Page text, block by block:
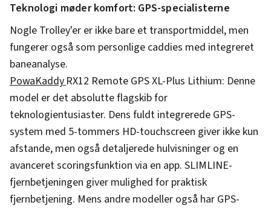
Teknologi møder komfort: GPS-specialisterne
Nogle Trolley'er er ikke bare et transportmiddel, men
fungerer også som personlige caddies med integreret
baneanalyse.
PowaKaddyRX12 Remote GPS XL-Plus Lithium: Denne
model er det absolutte flagskib for
teknologientusiaster. Dens fuldt integrerede GPS-
system med 5-tommers HD-touchscreen giver ikke kun
afstande, men også detaljerede hulvisninger og en
avanceret scoringsfunktion via en app. SLIMLINE-
fjernbetjeningen giver mulighed for praktisk
fjernbetjening. Mens andre modeller også har GPS-